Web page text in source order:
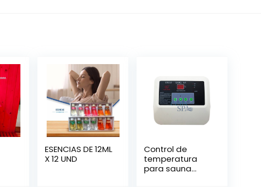
ESENCIAS DE 12ML
X 12 UND
Control de
temperatura
para sauna